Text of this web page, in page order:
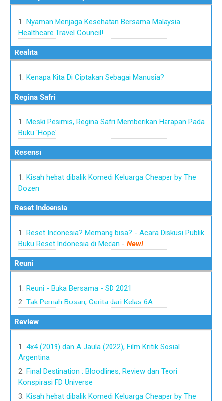
Nyaman Menjaga Kesehatan Bersama Malaysia
Healthcare Travel Council!
Realita
Kenapa Kita Di Ciptakan Sebagai Manusia?
Regina Safri
Meski Pesimis, Regina Safri Memberikan Harapan Pada
Buku 'Hope'
Resensi
Kisah hebat dibalik Komedi Keluarga Cheaper by The
Dozen
Reset Indoensia
Reset Indonesia? Memang bisa? - Acara Diskusi Publik
Buku Reset Indonesia di Medan -New!
Reuni
Reuni - Buka Bersama - SD 2021
Tak Pernah Bosan, Cerita dari Kelas 6A
Review
4x4 (2019) dan A Jaula (2022), Film Kritik Sosial
Argentina
Final Destination : Bloodlines, Review dan Teori
Konspirasi FD Universe
Kisah hebat dibalik Komedi Keluarga Cheaper by The